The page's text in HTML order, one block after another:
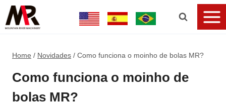
Home / Novidades / Como funciona o moinho de bolas MR?
Como funciona o moinho de
bolas MR?